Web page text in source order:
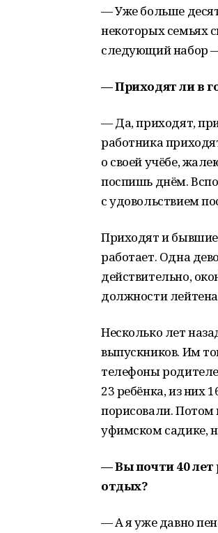
— Уже больше
некоторых семьях
следующий набор
— Приходят ли в
— Да, приходят,
работника
о своей учёбе,
поспишь днём.
с удовольствием
Приходят и бывшие
работает. Одна
действительно,
должности
Несколько лет
выпускников. Им
телефоны
23 ребёнка, из них
порисовали.
уфимском садике,
— Вы почти 40 лет
отдых?
— А я уже давно